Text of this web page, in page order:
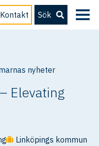
Kontakt Sök
nyheter
Elevating
Linköpings kommun